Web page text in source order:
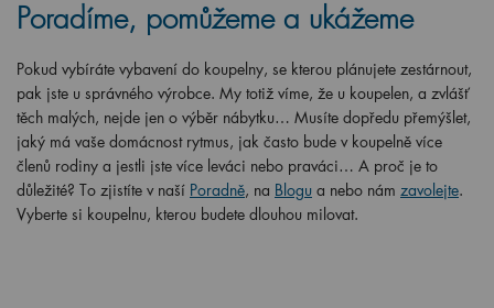
Poradíme, pomůžeme a ukážeme
Pokud vybíráte vybavení do koupelny, se kterou plánujete zestárnout,
pak jste u správného výrobce. My totiž víme, že u koupelen, a zvlášť
těch malých, nejde jen o výběr nábytku… Musíte dopředu přemýšlet,
jaký má vaše domácnost rytmus, jak často bude v koupelně více
členů rodiny a jestli jste více leváci nebo praváci… A proč je to
důležité? To zjistíte v naší Poradně, na Blogu a nebo nám zavolejte.
Vyberte si koupelnu, kterou budete dlouhou milovat.